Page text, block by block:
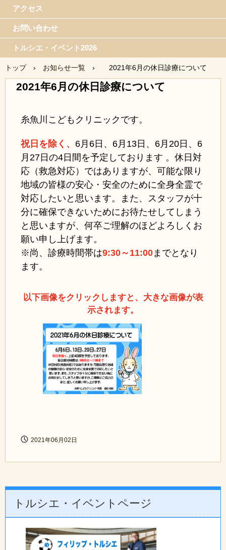
アクセス
お問い合わせ
トルシエ・イベント2026
トップ › お知らせ一覧 › 2021年6月の休日診療について
2021年6月の休日診療について
糸魚川こどもクリニックです。
祝日を除く、 6月6日、6月13日、6月20日、6
月27日の4日間を予定しております 。休日対
応（救急対応）ではありますが、可能な限り
地域の皆様の安心・安全のために全身全霊で
対応したいと思います。また、スタッフが十
分に確保できないためにお待たせしてしまう
と思いますが、何卒ご理解のほどよろしくお
願い申し上げます。
※尚、診療時間帯は9:30～11:00までとなり
ます。
以下画像をクリックしますと、大きな画像が表
示されます。
2021年06月02日
トルシエ・イベントページ